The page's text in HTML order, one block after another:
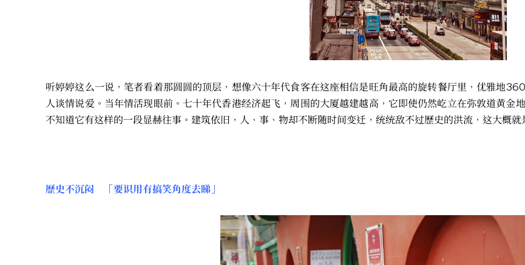
听婷婷这么一说，笔者看着那圆圆的顶层，想像六十年代食客在这座相信是旺角最高的旋转餐厅里，优雅地
人谈情说爱。当年情活现眼前。七十年代香港经济起飞，周围的大厦越建越高，它即使仍然屹立在弥敦道黄金
不知道它有这样的一段显赫往事。建筑依旧，人、事、物却不断随时间变迁，统统敌不过歷史的洪流，这大概就
歷史不沉闷 「要识用有搞笑角度去睇」